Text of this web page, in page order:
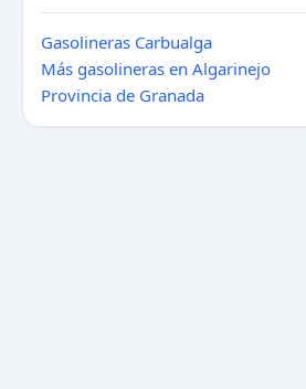
Gasolineras Carbualga
Más gasolineras en Algarinejo
Provincia de Granada